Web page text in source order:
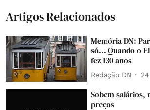
Artigos Relacionados
Memória DN:
só... Quando o
fez 130 anos
Redação DN
Sobem salários,
preços